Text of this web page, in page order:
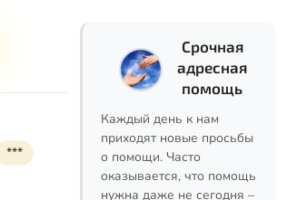
***
Срочная
адресная
помощь
Каждый день к нам
приходят новые просьбы
о помощи. Часто
оказывается, что помощь
нужна даже не сегодня –